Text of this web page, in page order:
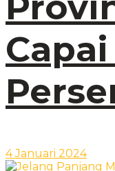
4 Januari 2024